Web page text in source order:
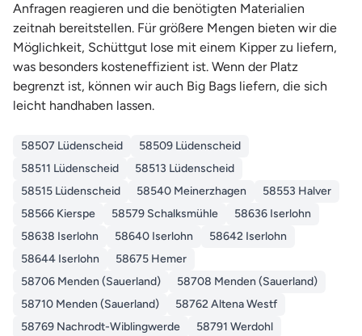
Anfragen reagieren und die benötigten Materialien
zeitnah bereitstellen. Für größere Mengen bieten wir die
Möglichkeit, Schüttgut lose mit einem Kipper zu liefern,
was besonders kosteneffizient ist. Wenn der Platz
begrenzt ist, können wir auch Big Bags liefern, die sich
leicht handhaben lassen.
58507 Lüdenscheid
58509 Lüdenscheid
58511 Lüdenscheid
58513 Lüdenscheid
58515 Lüdenscheid
58540 Meinerzhagen
58553 Halver
58566 Kierspe
58579 Schalksmühle
58636 Iserlohn
58638 Iserlohn
58640 Iserlohn
58642 Iserlohn
58644 Iserlohn
58675 Hemer
58706 Menden (Sauerland)
58708 Menden (Sauerland)
58710 Menden (Sauerland)
58762 Altena Westf
58769 Nachrodt-Wiblingwerde
58791 Werdohl